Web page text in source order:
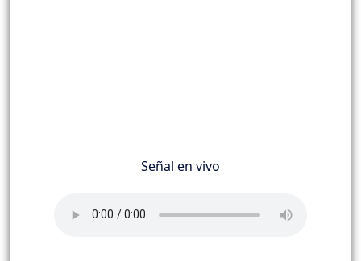
Señal en vivo